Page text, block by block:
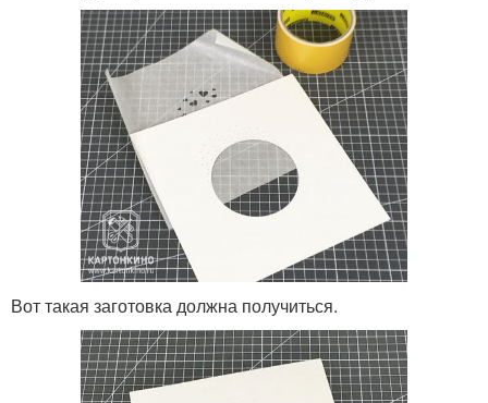
Вот такая заготовка должна получиться.